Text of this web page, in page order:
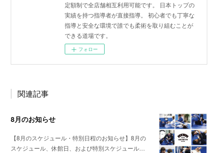
定額制で全店舗相互利用可能です。 日本トップの
実績を持つ指導者が直接指導。 初心者でも丁寧な
指導と安全な環境で誰でも柔術を取り組むことが
できる道場です。
フォロー
関連記事
8月のお知らせ
【8月のスケジュール・特別日程のお知らせ】8月の
スケジュール、休館日、および特別スケジュール…